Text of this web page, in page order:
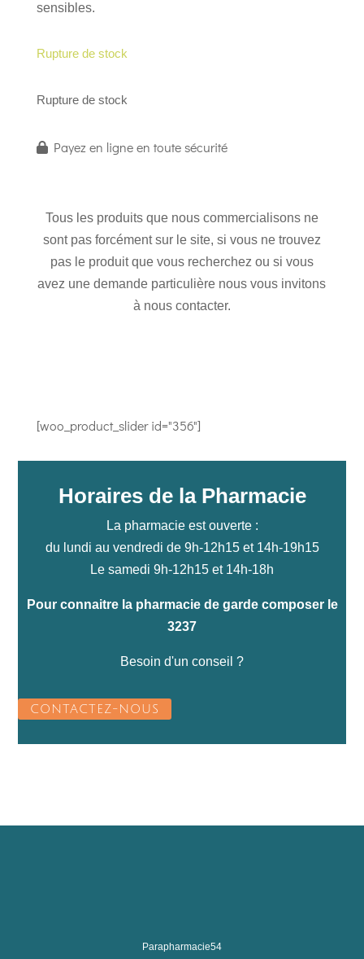
sensibles.
Rupture de stock
Rupture de stock
Payez en ligne en toute sécurité
Tous les produits que nous commercialisons ne
sont pas forcément sur le site, si vous ne trouvez
pas le produit que vous recherchez ou si vous
avez une demande particulière nous vous invitons
à nous contacter.
[woo_product_slider id="356"]
Horaires de la Pharmacie
La pharmacie est ouverte :
du lundi au vendredi de 9h-12h15 et 14h-19h15
Le samedi 9h-12h15 et 14h-18h
Pour connaitre la pharmacie de garde composer le
3237
Besoin d'un conseil ?
CONTACTEZ-NOUS
Parapharmacie54